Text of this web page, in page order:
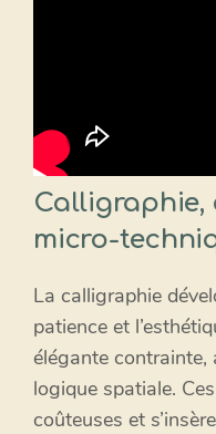
Calligraphie,
micro-
La calligraphie
patience et
élégante
logique spatiale.
coûteuses et